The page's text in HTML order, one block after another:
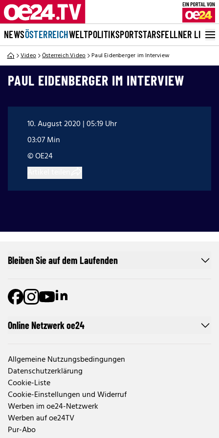
NEWSÖSTERREICHWELTPOLITIKSPORTSTARSFELLNER LIVE
Video Österreich Video Paul Eidenberger im Interview
PAUL EIDENBERGER IM INTERVIEW
10. August 2020 | 05:19 Uhr
03:07 Min
© OE24
Online Netzwerk oe24
Allgemeine Nutzungsbedingungen
Datenschutzerklärung
Cookie-Liste
Cookie-Einstellungen und Widerruf
Werben im oe24-Netzwerk
Werben auf oe24TV
Pur-Abo
Bleiben Sie auf dem Laufenden